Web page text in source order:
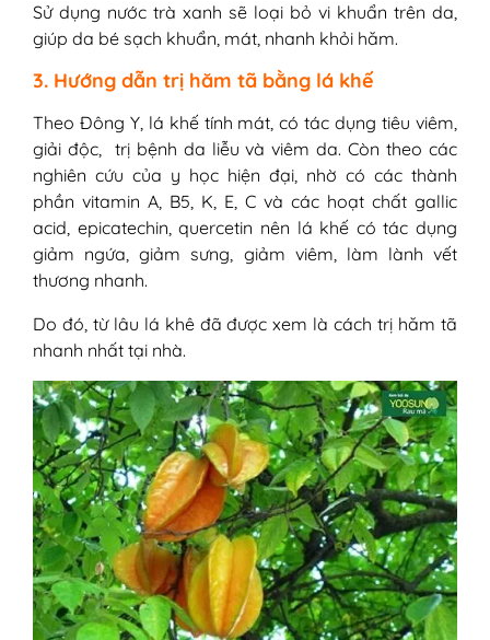
Sử dụng nước trà xanh sẽ loại bỏ vi khuẩn trên da,
giúp da bé sạch khuẩn, mát, nhanh khỏi hăm.
3. Hướng dẫn trị hăm tã bằng lá khế
Theo Đông Y, lá khế tính mát, có tác dụng tiêu viêm,
giải độc, trị bệnh da liễu và viêm da. Còn theo các
nghiên cứu của y học hiện đại, nhờ có các thành
phần vitamin A, B5, K, E, C và các hoạt chất gallic
acid, epicatechin, quercetin nên lá khế có tác dụng
giảm ngứa, giảm sưng, giảm viêm, làm lành vết
thương nhanh.
Do đó, từ lâu lá khê đã được xem là cách trị hăm tã
nhanh nhất tại nhà.